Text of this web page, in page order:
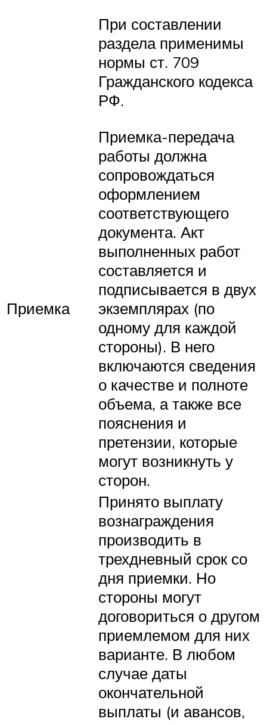
При составлении
раздела применимы
нормы ст. 709
Гражданского кодекса
РФ.
Приемка
Приемка-передача
работы должна
сопровождаться
оформлением
соответствующего
документа. Акт
выполненных работ
составляется и
подписывается в двух
экземплярах (по
одному для каждой
стороны). В него
включаются сведения
о качестве и полноте
объема, а также все
пояснения и
претензии, которые
могут возникнуть у
сторон.
Принято выплату
вознаграждения
производить в
трехдневный срок со
дня приемки. Но
стороны могут
договориться о другом
приемлемом для них
варианте. В любом
случае даты
окончательной
выплаты (и авансов,